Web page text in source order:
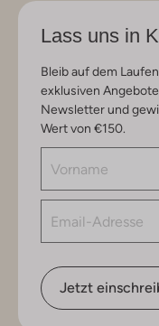
Lass uns in
Bleib auf dem
exklusiven
Newsletter und
Wert von €150.
Jetzt